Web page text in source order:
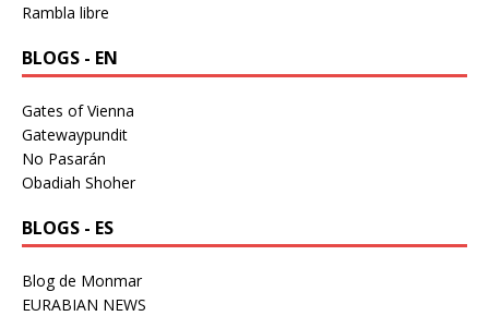
Rambla libre
BLOGS - EN
Gates of Vienna
Gatewaypundit
No Pasarán
Obadiah Shoher
BLOGS - ES
Blog de Monmar
EURABIAN NEWS